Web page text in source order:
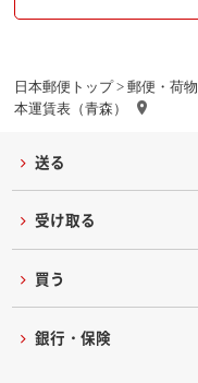
日本郵便トップ> 郵便・荷物
本運賃表（青森）
送る
受け取る
買う
銀行・保険